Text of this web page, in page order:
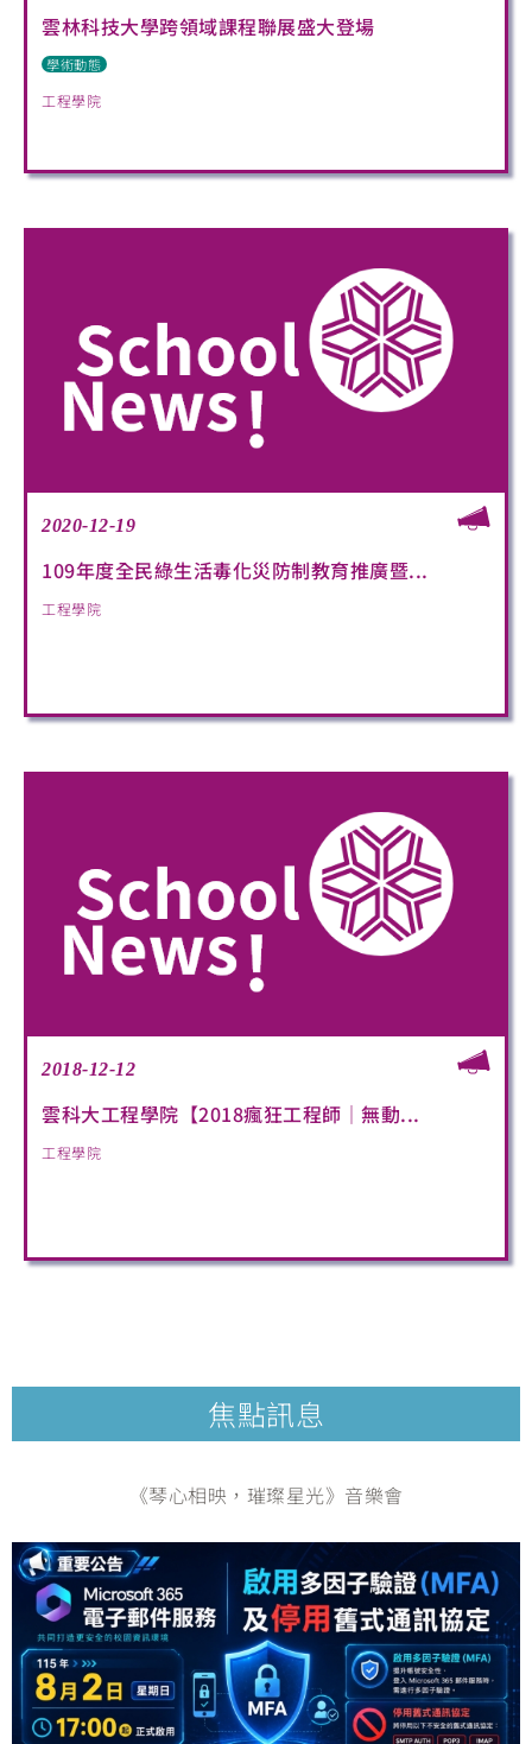
雲林科技大學跨領域課程聯展盛大登場
學術動態
工程學院
2020-12-19
109年度全民綠生活毒化災防制教育推廣暨...
工程學院
2018-12-12
雲科大工程學院【2018瘋狂工程師｜無動...
工程學院
焦點訊息
《琴心相映，璀璨星光》音樂會